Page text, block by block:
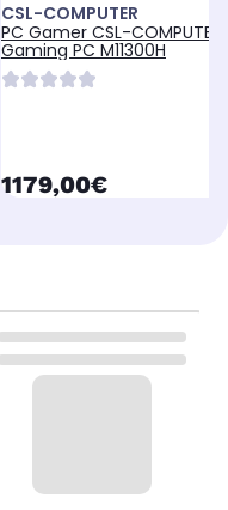
CSL-COMPUTER
PC Gamer CSL-COMPUTER
Gaming PC M11300H
currentPrice
1179,00€